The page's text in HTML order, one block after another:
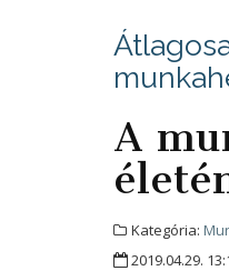
A
Kategória:
2019.04.29.